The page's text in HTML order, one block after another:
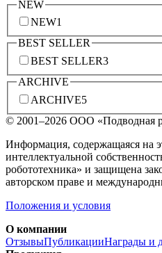
NEW
NEW1
BEST SELLER
BEST SELLER3
ARCHIVE
ARCHIVE5
© 2001–2026 ООО «Подводная
Информация, содержащаяся на
интеллектуальной
робототехника» и защищена
авторском праве и
Положения и условия
О компании
ОтзывыПубликацииНаграды и